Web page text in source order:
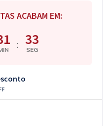
ACABAM EM:
: 32
SEG